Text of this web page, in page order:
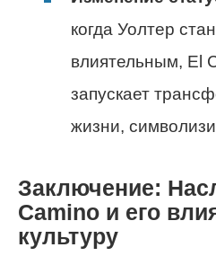
когда Уолтер
влиятельным, El
запускает
жизни,
Заключение:
Camino и его
культуру